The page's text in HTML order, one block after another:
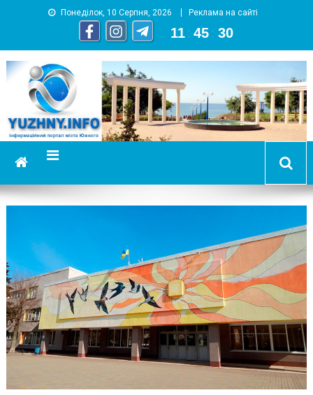
Понеділок, 10 Серпня, 2026 Реклама на сайті
11 45 30
YUZHNY.INFO
информационный портал города Южный